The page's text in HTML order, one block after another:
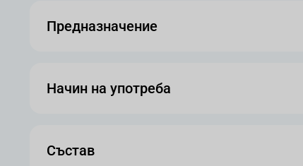
Предназначение
Начин на употреба
Състав